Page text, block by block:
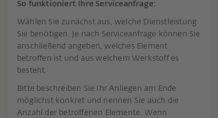
So funktioniert Ihre Serviceanfrage:
Wählen Sie zunächst aus, welche Dienstleistung
Sie benötigen. Je nach Serviceanfrage können Sie
anschließend angeben, welches Element
betroffen ist und aus welchem Werkstoff es
besteht.
Bitte beschreiben Sie Ihr Anliegen am Ende
möglichst konkret und nennen Sie auch die
Anzahl der betroffenen Elemente. Wenn